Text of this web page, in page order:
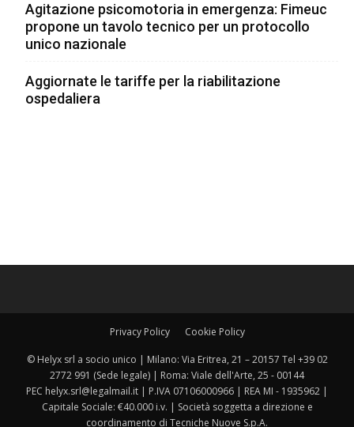
Agitazione psicomotoria in emergenza: Fimeuc
propone un tavolo tecnico per un protocollo
unico nazionale
Aggiornate le tariffe per la riabilitazione
ospedaliera
Privacy Policy Cookie Policy
© Helyx srl a socio unico | Milano: Via Eritrea, 21 – 20157 Tel +39 02
2772 991 (Sede legale) | Roma: Viale dell'Arte, 25 - 00144
PEC helyx.srl@legalmail.it | P.IVA 07106000966 | REA MI - 1935962 |
Capitale Sociale: €40.000 i.v. | Società soggetta a direzione e
coordinamento di Tecniche Nuove S.p.A.